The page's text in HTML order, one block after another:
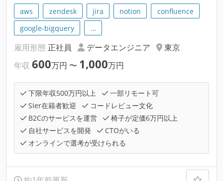
aws zendesk jira notion
confluence
google-bigquery
…
雇用形態 正社員 データエンジニア
東京
年収 600万円 〜 1,000万円
下限年収500万円以上
一部リモート可
SIer在籍者歓迎
コードレビュー文化
B2Cのサービスを運営
椅子が定価6万円以上
自社サービスを開発
CTOがいる
オンラインで選考が受けられる